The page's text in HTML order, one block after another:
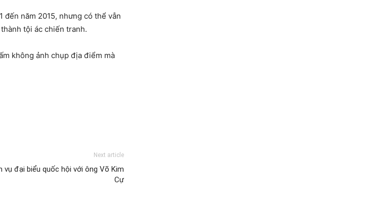
đến năm 2015, nhưng có thể vẫn
tội ác chiến tranh.
không ảnh chụp địa điểm mà
Next article
vụ đại biểu quốc hội với ông Võ Kim
Cự